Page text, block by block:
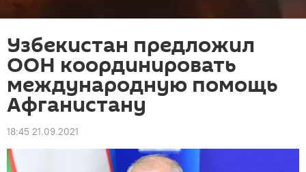
Узбекистан предложил
ООН координировать
международную помощь
Афганистану
18:45 21.09.2021